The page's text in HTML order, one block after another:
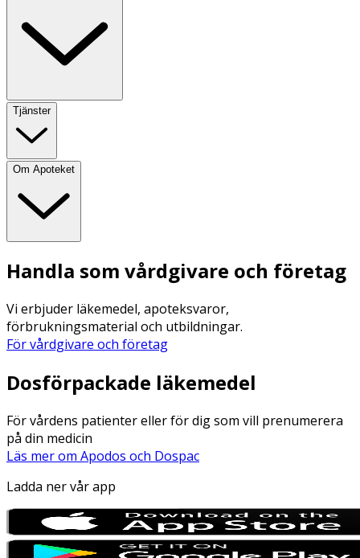
Tjänster
Om Apoteket
Handla som vårdgivare och företag
Vi erbjuder läkemedel, apoteksvaror,
förbrukningsmaterial och utbildningar.
För vårdgivare och företag
Dosförpackade läkemedel
För vårdens patienter eller för dig som vill prenumerera
på din medicin
Läs mer om Apodos och Dospac
Ladda ner vår app